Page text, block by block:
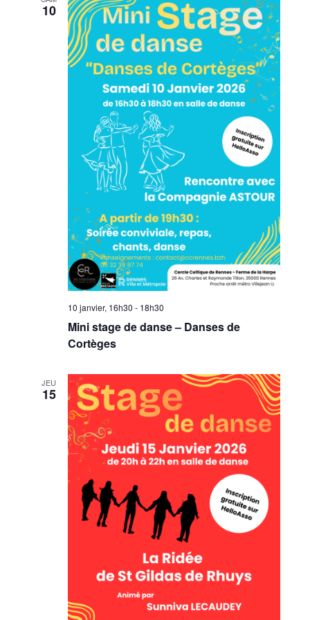
10
10 janvier, 16h30 - 18h30
Mini stage de danse – Danses de
Cortèges
JEU
15